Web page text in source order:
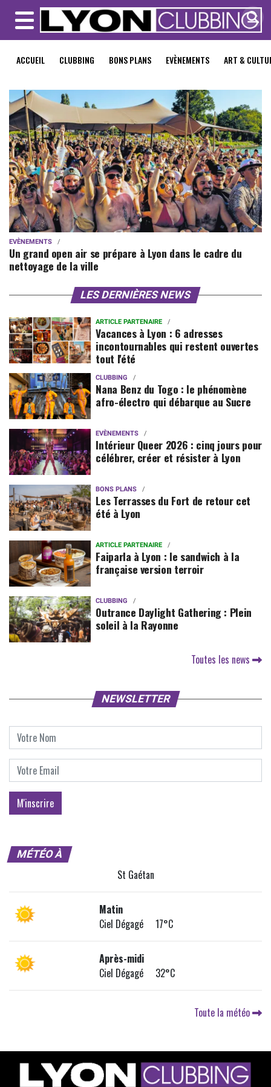
MENU
ACCUEIL CLUBBING BONS PLANS EVÈNEMENTS ART &
EVÈNEMENTS
Un grand open air se prépare à Lyon dans le cadre du
nettoyage de la ville
LES DERNIÈRES NEWS
ARTICLE PARTENAIRE
Vacances à Lyon : 6 adresses
incontournables qui restent ouvertes
tout l'été
CLUBBING
Nana Benz du Togo : le phénomène
afro-électro qui débarque au Sucre
EVÈNEMENTS
Intérieur Queer 2026 : cinq jours pour
célébrer, créer et résister à Lyon
BONS PLANS
Les Terrasses du Fort de retour cet
été à Lyon
ARTICLE PARTENAIRE
Faiparla à Lyon : le sandwich à la
française version terroir
CLUBBING
Outrance Daylight Gathering : Plein
soleil à la Rayonne
Toutes les news
NEWSLETTER
MÉTÉO À
St Gaétan
Matin
Ciel Dégagé 17°C
Après-midi
Ciel Dégagé 32°C
Toute la météo